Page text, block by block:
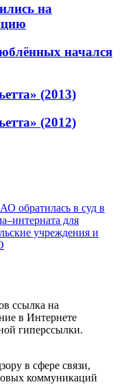
на
начался
(2013)
(2012)
обратилась в суд в
для
учреждения и
ссылка на
в Интернете
гиперссылки.
в сфере связи,
коммуникаций